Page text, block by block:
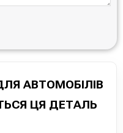
АВТОМОБІЛІВ
ЦЯ ДЕТАЛЬ